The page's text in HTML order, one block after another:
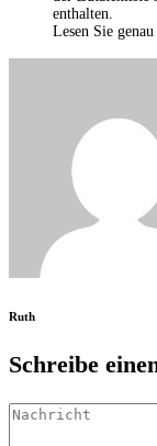
enthalten.
Lesen Sie
Ruth
Schreibe